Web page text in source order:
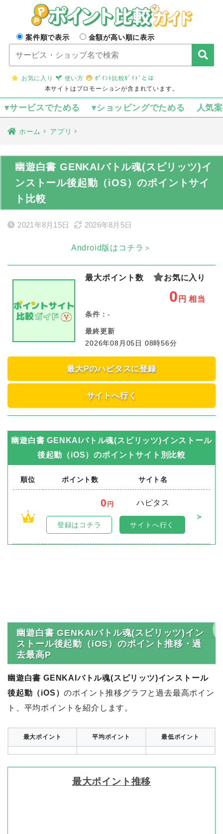
案件順で表示 金額が高い順に表示
お気に入り 使い方
ﾎﾟｲﾝﾄ比較ｶﾞｲﾄﾞとは
本サイトはプロモーションが含まれています。
▾サービスでためる ▾ショッピングでためる 人気
ホーム アプリ
幽遊白書 GENKAIバトル魂(スピリッツ)イ
ンストール後起動（iOS）のポイントサイ
ト比較
2021年8月15日 2026年8月5日
Android版はコチラ＞
最大ポイント数 お気に入り
0 円 相当
条件： -
最終更新
2026年08月05日 08時56分
最大Pのハピタスに登録
サイトへ行く
幽遊白書 GENKAIバトル魂(スピリッツ)インストール
後起動（iOS）のポイントサイト別比較
順位 ポイント数 サイト名
1
0 円
ハピタス
＞
登録はコチラ サイトへ行く
幽遊白書 GENKAIバトル魂(スピリッツ)イン
ストール後起動（iOS）のポイント推移・過
去最高P
幽遊白書 GENKAIバトル魂(スピリッツ)インストール
後起動（iOS）のポイント推移グラフと過去最高ポイン
ト、平均ポイントを紹介します。
最大ポイント 平均ポイント 最低ポイント
最大ポイント推移